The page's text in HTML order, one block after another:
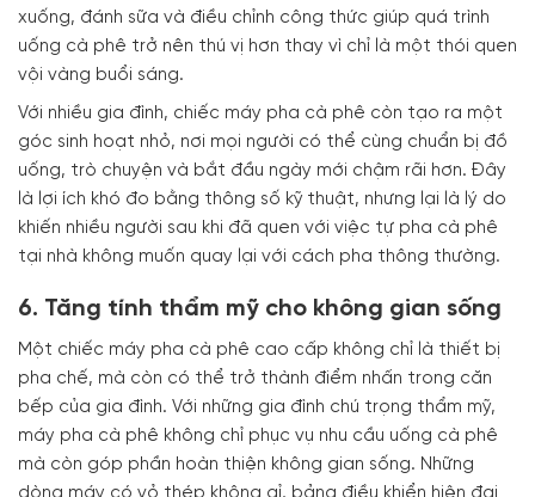
xuống, đánh sữa và điều chỉnh công thức giúp quá trình
uống cà phê trở nên thú vị hơn thay vì chỉ là một thói quen
vội vàng buổi sáng.
Với nhiều gia đình, chiếc máy pha cà phê còn tạo ra một
góc sinh hoạt nhỏ, nơi mọi người có thể cùng chuẩn bị đồ
uống, trò chuyện và bắt đầu ngày mới chậm rãi hơn. Đây
là lợi ích khó đo bằng thông số kỹ thuật, nhưng lại là lý do
khiến nhiều người sau khi đã quen với việc tự pha cà phê
tại nhà không muốn quay lại với cách pha thông thường.
6. Tăng tính thẩm mỹ cho không gian sống
Một chiếc máy pha cà phê cao cấp không chỉ là thiết bị
pha chế, mà còn có thể trở thành điểm nhấn trong căn
bếp của gia đình. Với những gia đình chú trọng thẩm mỹ,
máy pha cà phê không chỉ phục vụ nhu cầu uống cà phê
mà còn góp phần hoàn thiện không gian sống. Những
dòng máy có vỏ thép không gỉ, bảng điều khiển hiện đại